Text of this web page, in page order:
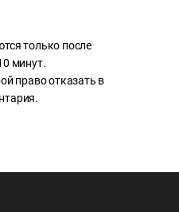
только после
минут.
право отказать в